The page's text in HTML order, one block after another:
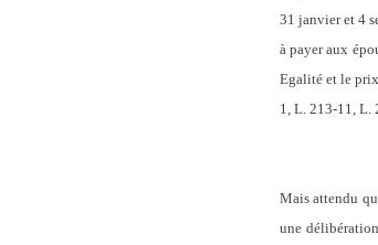
31 janvier et 4
à payer aux
Egalité et le
1, L. 213-11, L.
Mais attendu
une